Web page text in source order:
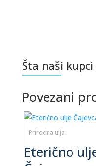
Šta naši
Povezani
Prirodna ulja
Eterično
This
product
multiple